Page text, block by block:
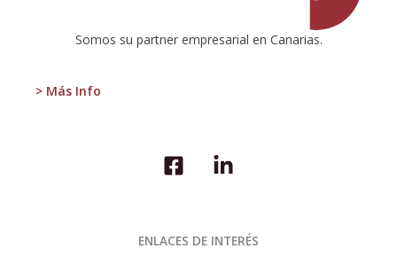
Somos su partner empresarial en Canarias.
> Más Info
ENLACES DE INTERÉS